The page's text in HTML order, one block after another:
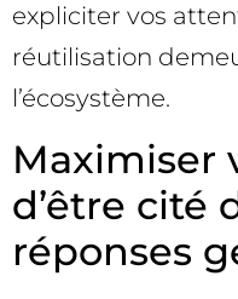
expliciter vos
réutilisation
l’écosystème.
Maximiser
d’être cité
réponses